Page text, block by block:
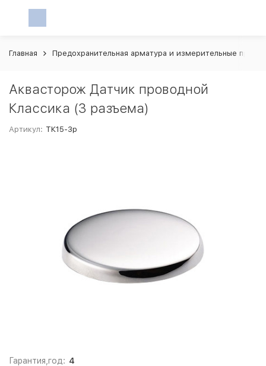
Главная Предохранительная арматура и измерительные
Аквасторож Датчик проводной
Классика (3 разъема)
Артикул: ТК15-3р
Гарантия,год: 4